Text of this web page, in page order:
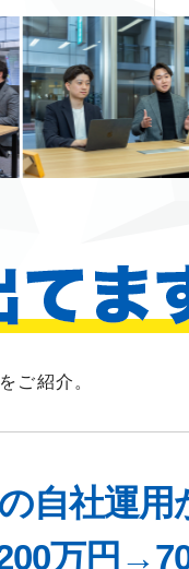
ご紹介。
自社運用
万円